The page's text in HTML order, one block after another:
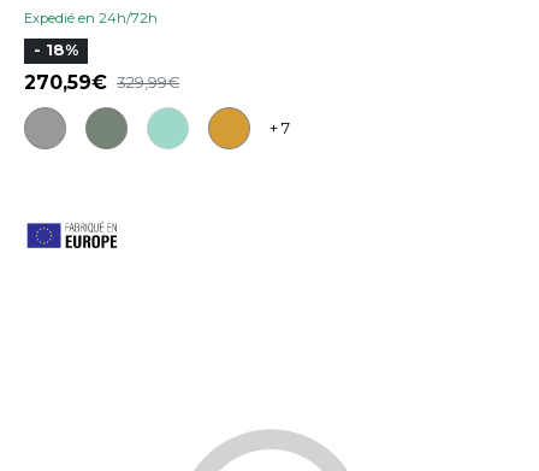
Expedié en 24h/72h
- 18%
270,59 329,99
+ 7